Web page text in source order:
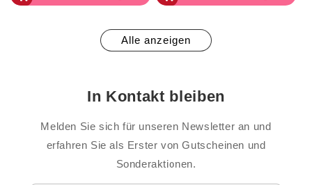
Alle anzeigen
In Kontakt bleiben
Melden Sie sich für unseren Newsletter an und
erfahren Sie als Erster von Gutscheinen und
Sonderaktionen.